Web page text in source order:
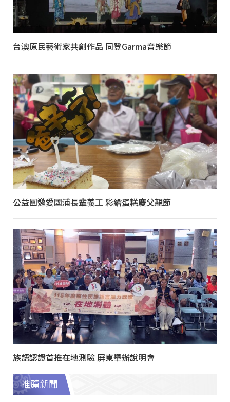
台澳原民藝術家共創作品 同登Garma音樂節
公益團邀愛國浦長輩義工 彩繪蛋糕慶父親節
族語認證首推在地測驗 屏東舉辦說明會
推薦新聞